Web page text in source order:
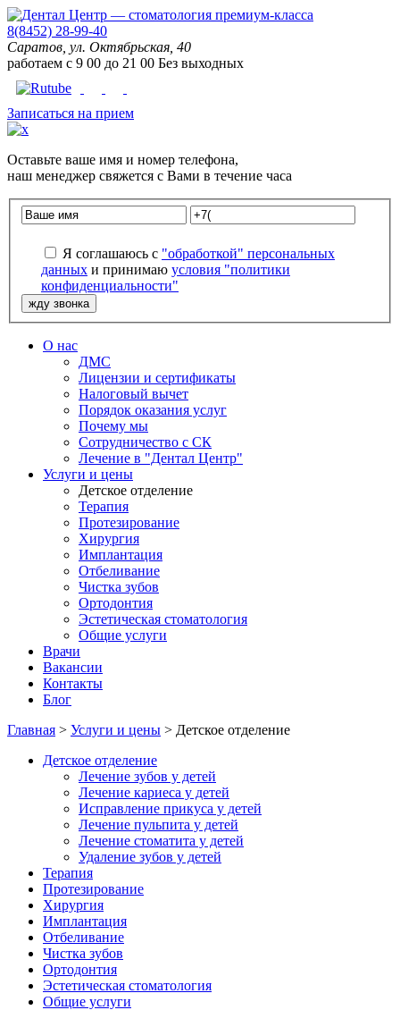
8(8452) 28-99-40
Саратов, ул. Октябрьская, 40
работаем с 9 00 до 21 00 Без выходных
Записаться на прием
Оставьте ваше имя и номер телефона,
наш менеджер свяжется с Вами в течение часа
Я соглашаюсь с "обработкой" персональных
данных и принимаю условия "политики
конфиденциальности"
О нас
ДМС
Лицензии и сертификаты
Налоговый вычет
Порядок оказания услуг
Почему мы
Сотрудничество с СК
Лечение в "Дентал Центр"
Услуги и цены
Детское отделение
Терапия
Протезирование
Хирургия
Имплантация
Отбеливание
Чистка зубов
Ортодонтия
Эстетическая стоматология
Общие услуги
Врачи
Вакансии
Контакты
Блог
Главная > Услуги и цены > Детское отделение
Детское отделение
Лечение зубов у детей
Лечение кариеса у детей
Исправление прикуса у детей
Лечение пульпита у детей
Лечение стоматита у детей
Удаление зубов у детей
Терапия
Протезирование
Хирургия
Имплантация
Отбеливание
Чистка зубов
Ортодонтия
Эстетическая стоматология
Общие услуги